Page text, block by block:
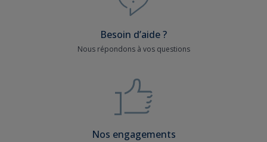
Besoin d’aide ?
Nous répondons à vos questions
Nos engagements